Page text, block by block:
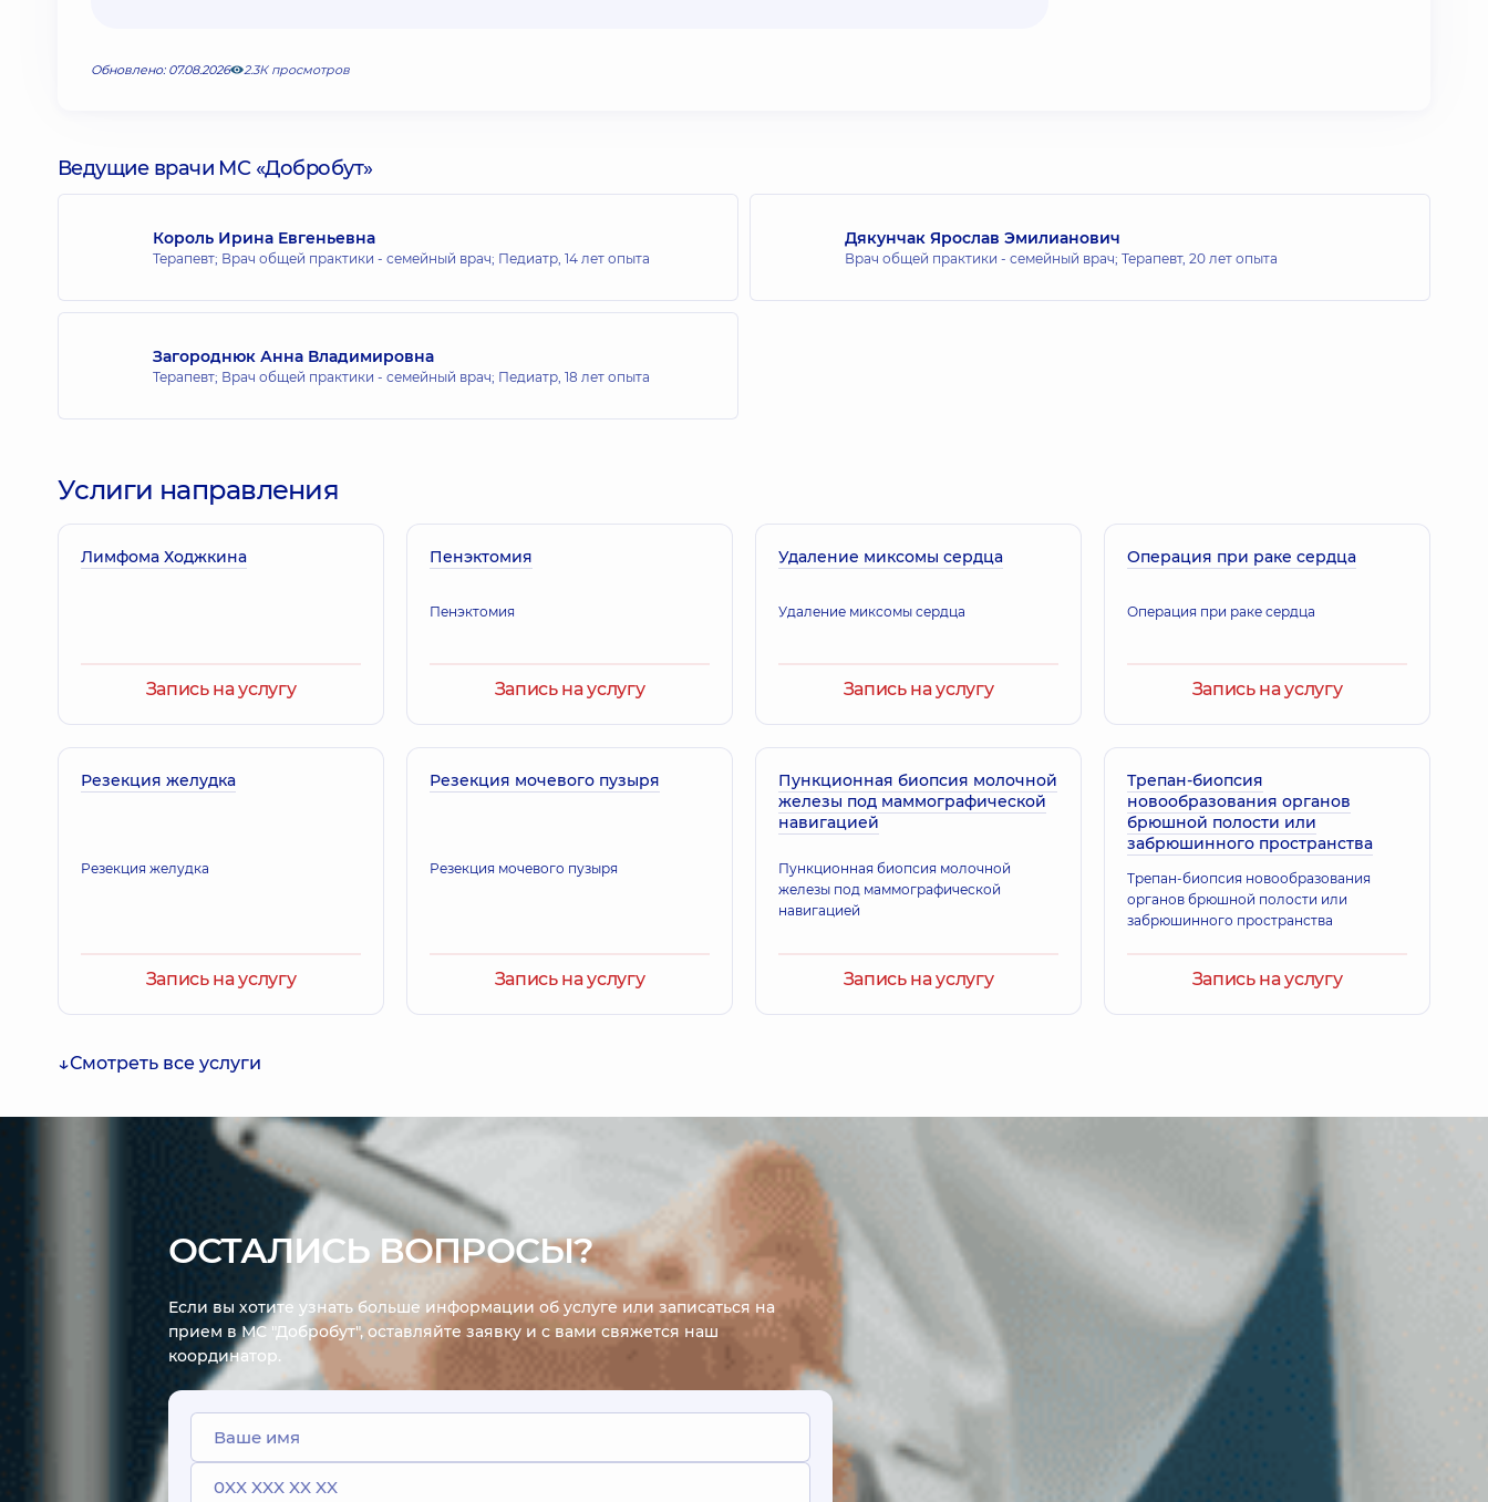
Обновлено: 07.08.2026 2.3К просмотров
Ведущие врачи МС «Добробут»
Король Ирина Евгеньевна
Терапевт; Врач общей практики - семейный врач; Педиатр, 14 лет опыта
Дякунчак Ярослав Эмилианович
Врач общей практики - семейный врач; Терапевт, 20 лет опыта
Загороднюк Анна Владимировна
Терапевт; Врач общей практики - семейный врач; Педиатр, 18 лет опыта
Услиги направления
Лимфома Ходжкина
Запись на услугу
Пенэктомия
Пенэктомия
Запись на услугу
Удаление миксомы сердца
Удаление миксомы сердца
Запись на услугу
Операция при раке сердца
Операция при раке сердца
Запись на услугу
Резекция желудка
Резекция желудка
Запись на услугу
Резекция мочевого пузыря
Резекция мочевого пузыря
Запись на услугу
Пункционная биопсия молочной
железы под маммографической
навигацией
Пункционная биопсия молочной
железы под маммографической
навигацией
Запись на услугу
Трепан-биопсия
новообразования органов
брюшной полости или
забрюшинного пространства
Трепан-биопсия новообразования
органов брюшной полости или
забрюшинного пространства
Запись на услугу
Смотреть все услуги
ОСТАЛИСЬ ВОПРОСЫ?
Если вы хотите узнать больше информации об услуге или записаться на
прием в МС "Добробут", оставляйте заявку и с вами свяжется наш
координатор.